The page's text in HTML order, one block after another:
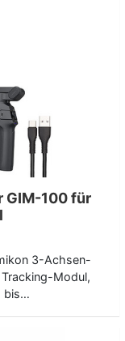
GIM-100 für
3-Achsen-
Modul,
bis…